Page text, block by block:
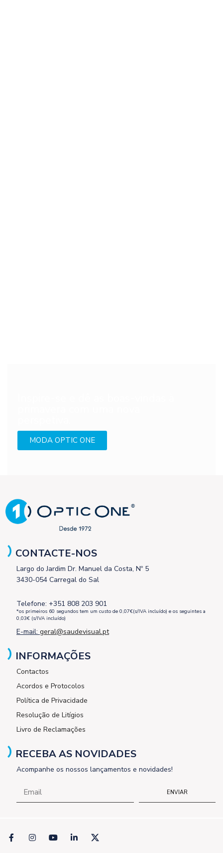
MODA OPTIC ONE
CONTACTE-NOS
Largo do Jardim Dr. Manuel da Costa, Nº 5
3430-054 Carregal do Sal
Telefone: +351 808 203 901
*os primeiros 60 segundos tem um custo de 0,07€(s/IVA incluído) e os seguintes a
0,03€ (s/IVA incluído)
E-mail: geral@saudevisual.pt
INFORMAÇÕES
Contactos
Acordos e Protocolos
Política de Privacidade
Resolução de Litígios
Livro de Reclamações
RECEBA AS NOVIDADES
Acompanhe os nossos lançamentos e novidades!
ENVIAR